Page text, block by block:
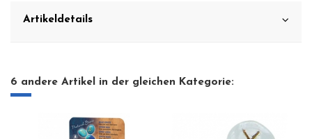
Artikeldetails
6 andere Artikel in der gleichen Kategorie: